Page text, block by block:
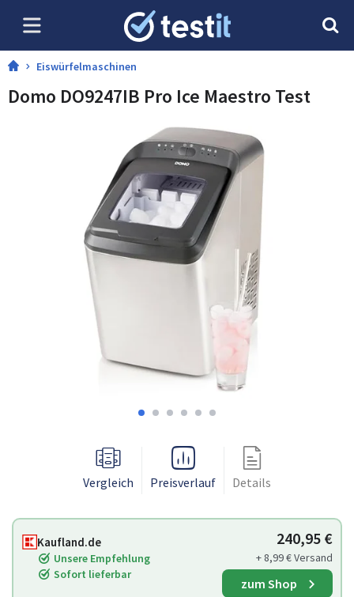
Eiswürfelmaschinen
Domo DO9247IB Pro Ice Maestro Test
Vergleich Preisverlauf Details
Kaufland.de
Unsere Empfehlung
Sofort lieferbar
240,95 €
+ 8,99 € Versand
zum Shop